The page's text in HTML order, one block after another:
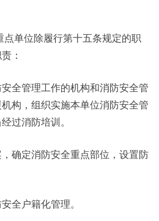
点单位除履行第十五条规定的职
：
管理工作的机构和消防安全管
构，组织实施本单位消防安全管
过消防培训。
定消防安全重点部位，设置防
户籍化管理。